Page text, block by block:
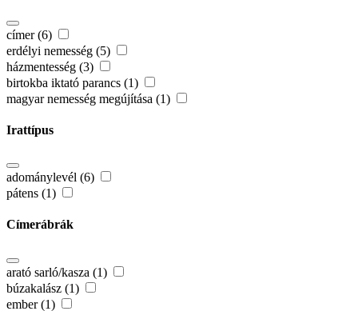
címer (6)
erdélyi nemesség (5)
házmentesség (3)
birtokba iktató parancs (1)
magyar nemesség megújítása (1)
Irattípus
adománylevél (6)
pátens (1)
Címerábrák
arató sarló/kasza (1)
búzakalász (1)
ember (1)